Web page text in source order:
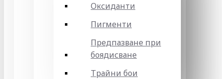
Оксиданти
Пигменти
Предпазване при
боядисване
Трайни бои